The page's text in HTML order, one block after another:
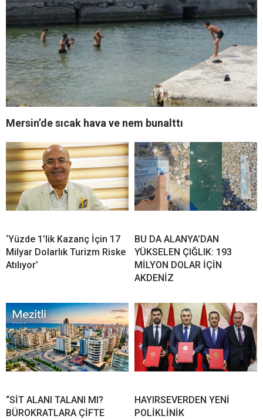
Mersin’de sıcak hava ve nem bunalttı
‘Yüzde 1’lik Kazanç İçin 17
Milyar Dolarlık Turizm Riske
Atılıyor’
BU DA ALANYA’DAN
YÜKSELEN ÇIĞLIK: 193
MİLYON DOLAR İÇİN
AKDENİZ
“SİT ALANI TALANI MI?
BÜROKRATLARA ÇİFTE
HAYIRSEVERDEN YENİ
POLİKLİNİK